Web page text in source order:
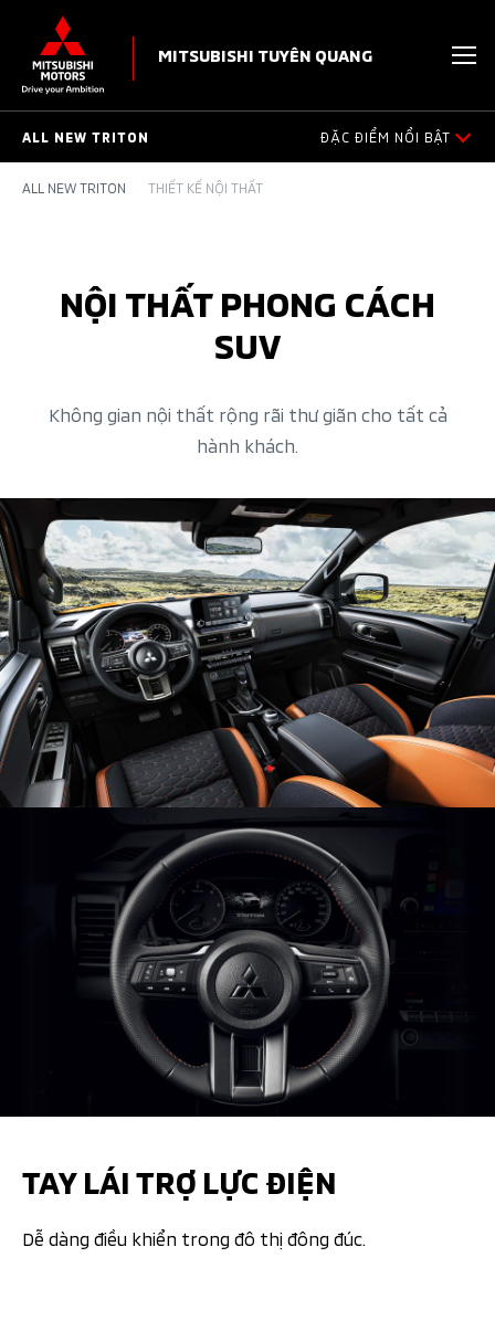
MITSUBISHI TUYÊN QUANG
ALL NEW TRITON ĐẶC ĐIỂM NỔI BẬT
ĐỘNG CƠ
TIỆN ÍCH
PHỤ KIỆN CHÍNH HÃNG
PHỤ KIỆN HỢP TÁC BÊN THỨ 3
BẢO HÀNH
ALL NEW TRITON THIẾT KẾ NỘI THẤT
NỘI THẤT PHONG CÁCH
SUV
Không gian nội thất rộng rãi thư giãn cho tất cả
hành khách.
TAY LÁI TRỢ LỰC ĐIỆN
Dễ dàng điều khiển trong đô thị đông đúc.